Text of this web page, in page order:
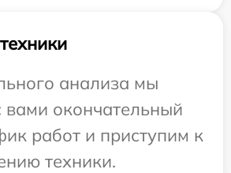
анализа мы
вами окончательный
работ и приступим к
техники.